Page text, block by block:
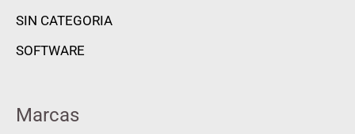
SIN CATEGORIA
SOFTWARE
Marcas